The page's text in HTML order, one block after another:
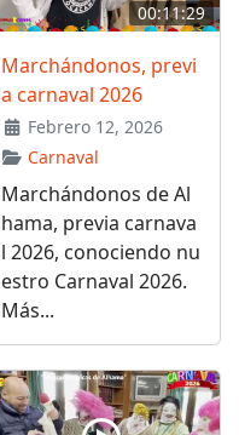
00:11:29
Marchándonos, previ
a carnaval 2026
Febrero 12, 2026
Carnaval
Marchándonos de Al
hama, previa carnava
l 2026, conociendo nu
estro Carnaval 2026.
Más...